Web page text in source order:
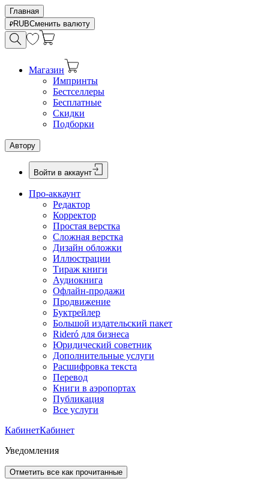
Главная
RUBСменить валюту
Магазин
Импринты
Бестселлеры
Бесплатные
Скидки
Подборки
Автору
Войти в аккаунт
Про-аккаунт
Редактор
Корректор
Простая верстка
Сложная верстка
Дизайн обложки
Иллюстрации
Тираж книги
Аудиокнига
Офлайн-продажи
Продвижение
Буктрейлер
Большой издательский пакет
Rideró для бизнеса
Юридический советник
Дополнительные услуги
Расшифровка текста
Перевод
Книги в аэропортах
Публикация
Все услуги
КабинетКабинет
Уведомления
Отметить все как прочитанные